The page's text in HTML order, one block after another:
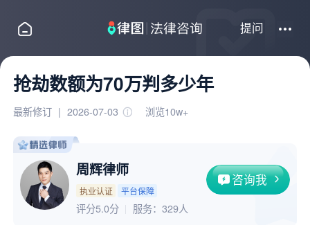
提问
抢劫数额为70万判多少年
最新修订 | 2026-07-03 浏览10w+
周辉律师
执业认证 平台保障
咨询我
评分5.0分 服务： 329人